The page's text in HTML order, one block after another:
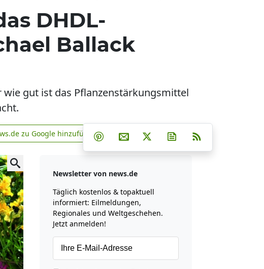
DHDL-
Ballack
wie gut ist das Pflanzenstärkungsmittel
news.de zu Google hinzufügen
zu Google hinzufügen Teilen auf Facebook
Teilen auf Whatsapp
Teilen auf Telegram
Teilen auf Pinterest
Per E-Mail teilen
Post auf XNewsletter
Newsletter von news.de
Täglich kostenlos & topaktuell
informiert: Eilmeldungen,
Regionales und Weltgeschehen.
Jetzt anmelden!